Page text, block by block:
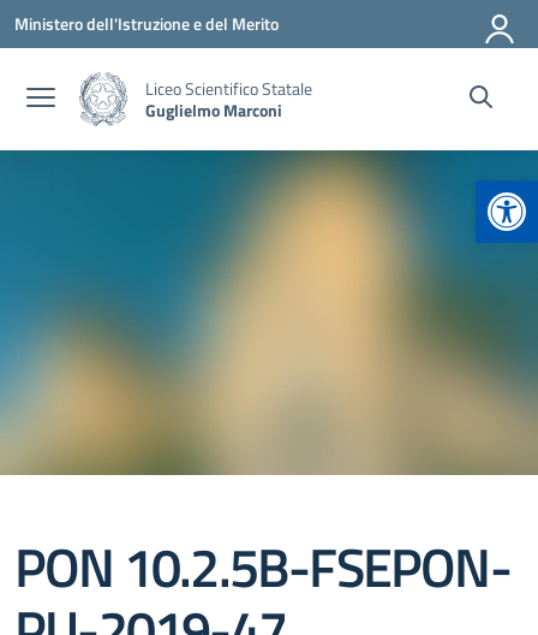
Vai ai contenuti
Vai al menu di navigazione
Vai al footer
Ministero dell'Istruzione e del Merito
Liceo Scientifico Statale
Guglielmo Marconi
PON 10.2.5B-FSEPON-